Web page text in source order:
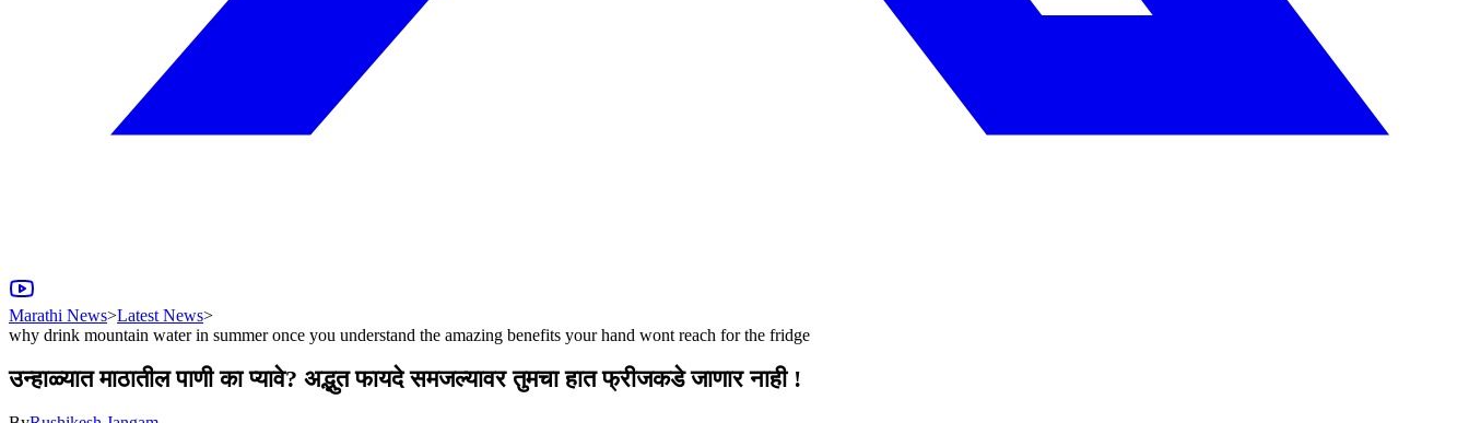
Marathi News>Latest News>
why drink mountain water in summer once you understand the amazing benefits your hand wont reach for the fridge
उन्हाळ्यात माठातील पाणी का प्यावे? अद्भुत फायदे समजल्यावर तुमचा हात फ्रीजकडे जाणार नाही !